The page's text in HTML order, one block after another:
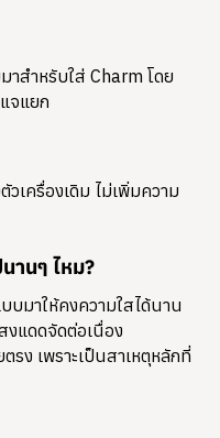
าสำหรับใส่ Charm โดย
จแยก
เครื่องเดิม ไม่เพิ่มความ
านๆ ไหม?
บมาให้คงความใสได้นาน
งแดดจัดต่อเนื่อง
ง เพราะเป็นสาเหตุหลักที่